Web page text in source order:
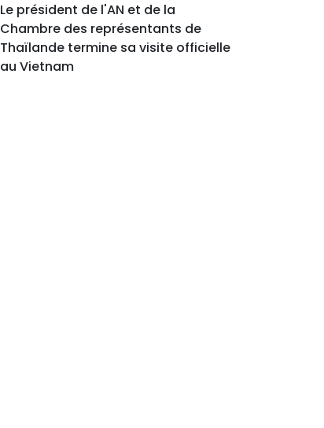
Le président de l'AN et de la
Chambre des représentants de
Thaïlande termine sa visite officielle
au Vietnam